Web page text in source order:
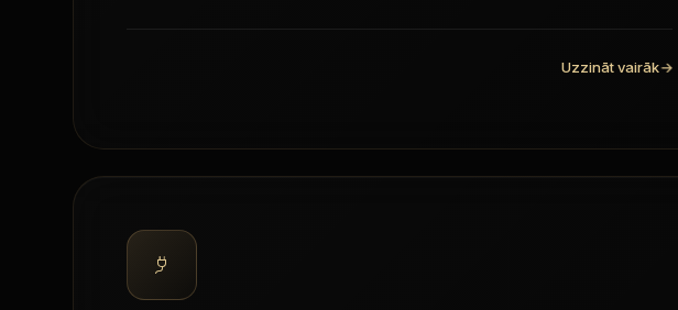
Uzzināt vairāk→